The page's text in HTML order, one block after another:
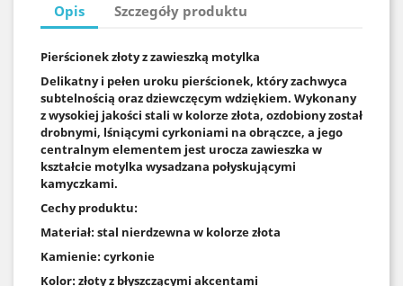
Opis Szczegóły produktu
Pierścionek złoty z zawieszką motylka
Delikatny i pełen uroku pierścionek, który zachwyca
subtelnością oraz dziewczęcym wdziękiem. Wykonany
z wysokiej jakości stali w kolorze złota, ozdobiony został
drobnymi, lśniącymi cyrkoniami na obrączce, a jego
centralnym elementem jest urocza zawieszka w
kształcie motylka wysadzana połyskującymi
kamyczkami.
Cechy produktu:
Materiał: stal nierdzewna w kolorze złota
Kamienie: cyrkonie
Kolor: złoty z błyszczącymi akcentami